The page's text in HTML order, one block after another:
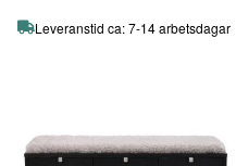
Leveranstid ca: 7-14 arbetsdagar